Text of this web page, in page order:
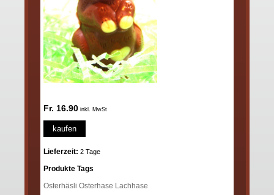
Fr. 16.90 inkl. MwSt
kaufen
Lieferzeit: 2 Tage
Produkte Tags
Osterhäsli Osterhase Lachhase